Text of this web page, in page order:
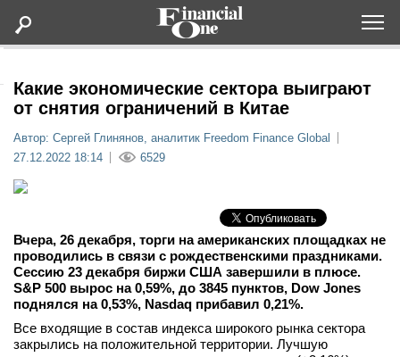
Статьи
Мероприятия
Какие экономические сектора выиграют
от снятия ограничений в Китае
Автор: Сергей Глинянов, аналитик Freedom Finance Global
27.12.2022 18:14
6529
Вчера, 26 декабря, торги на американских площадках не
проводились в связи с рождественскими праздниками.
Сессию 23 декабря биржи США завершили в плюсе.
S&P 500 вырос на 0,59%, до 3845 пунктов, Dow Jones
поднялся на 0,53%, Nasdaq прибавил 0,21%.
Все входящие в состав индекса широкого рынка сектора
закрылись на положительной территории. Лучшую